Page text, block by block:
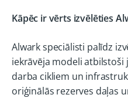
Kāpēc ir vērts izvēlēties
Alwark speciālisti palīdz
iekrāvēja modeli
darba cikliem un
oriģinālās rezerves daļas